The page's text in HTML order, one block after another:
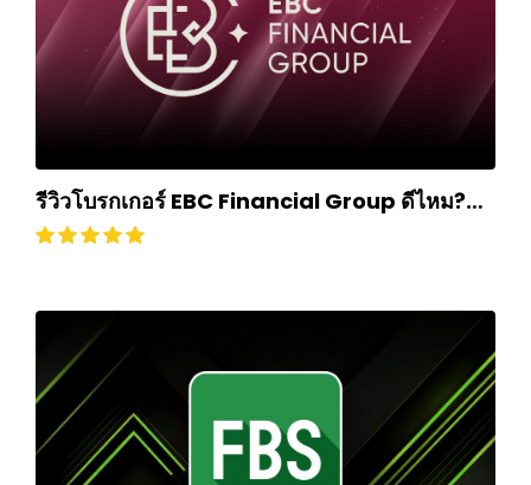
รีวิวโบรกเกอร์ EBC Financial Group ดีไหม?
ถอนเงินยากหรือไม่? อัปเดตปี 2024